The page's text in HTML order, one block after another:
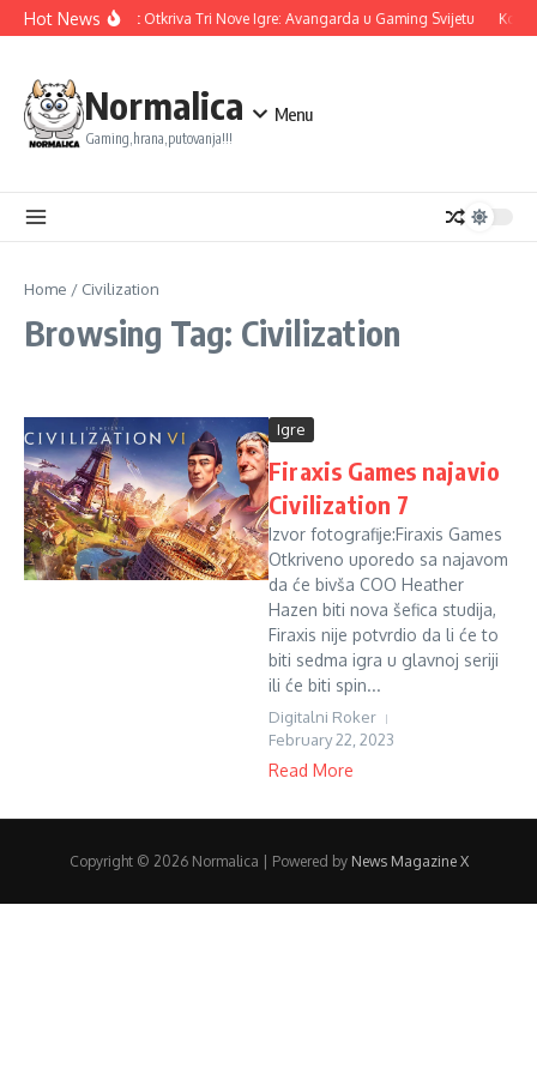
Skip to content
Hot NewsUbisoft Otkriva Tri Nove Igre: Avangarda u Gaming Svijetu
Normalica
Gaming,hrana,putovanja!!!
Menu
Home / Civilization
Browsing Tag: Civilization
Igre
Firaxis Games najavio
Civilization 7
Izvor fotografije:Firaxis Games
Otkriveno uporedo sa najavom
da će bivša COO Heather
Hazen biti nova šefica studija,
Firaxis nije potvrdio da li će to
biti sedma igra u glavnoj seriji
ili će biti spin...
Digitalni Roker
February 22, 2023
Read More
Copyright © 2026 Normalica | Powered by News Magazine X